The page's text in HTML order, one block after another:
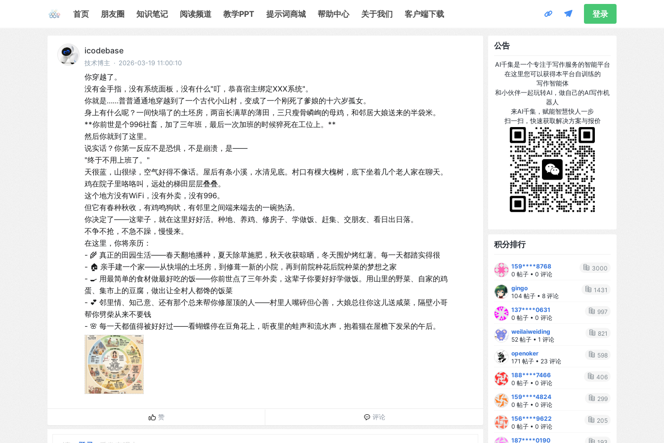
首页 朋友圈 知识笔记 阅读频道 教学PPT 提示词商城 帮助中心 关于我们 客户端下载 登录
icodebase
技术博主 · 2026-03-19 11:00:10
你穿越了。
没有金手指，没有系统面板，没有什么"叮，恭喜宿主绑定XXX系统"。
你就是……普普通通地穿越到了一个古代小山村，变成了一个刚死了爹娘的十六岁孤女。
身上有什么呢？一间快塌了的土坯房，两亩长满草的薄田，三只瘦骨嶙峋的母鸡，和邻居大娘送来的半袋米。
**你前世是个996社畜，加了三年班，最后一次加班的时候猝死在工位上。**
然后你就到了这里。
说实话？你第一反应不是恐惧，不是崩溃，是——
"终于不用上班了。"
天很蓝，山很绿，空气好得不像话。屋后有条小溪，水清见底。村口有棵大槐树，底下坐着几个老人家在聊天。
鸡在院子里咯咯叫，远处的梯田层层叠叠。
这个地方没有WiFi，没有外卖，没有996。
但它有春种秋收，有鸡鸣狗吠，有邻里之间端来端去的一碗热汤。
你决定了——这辈子，就在这里好好活。种地、养鸡、修房子、学做饭、赶集、交朋友、看日出日落。
不争不抢，不急不躁，慢慢来。
在这里，你将亲历：
- 🌾 真正的田园生活——春天翻地播种，夏天除草施肥，秋天收获晾晒，冬天围炉烤红薯。每一天都踏实得很
- 🏠 亲手建一个家——从快塌的土坯房，到修葺一新的小院，再到前院种花后院种菜的梦想之家
- 🍳 用最简单的食材做最好吃的饭——你前世点了三年外卖，这辈子你要好好学做饭。用山里的野菜、自家的鸡
蛋、集市上的豆腐，做出让全村人都馋的饭菜
- 💕 邻里情、知己意、还有那个总来帮你修屋顶的人——村里人嘴碎但心善，大娘总往你这儿送咸菜，隔壁小哥
帮你劈柴从来不要钱
- 🌸 每一天都值得被好好过——看蝴蝶停在豆角花上，听夜里的蛙声和流水声，抱着猫在屋檐下发呆的午后。
赞 评论
公告
AI千集是一个专注于写作服务的智能平台
在这里您可以获得本平台自训练的
写作智能体
和小伙伴一起玩转AI，做自己的AI写作机
器人
来AI千集，赋能智慧快人一步
扫一扫，快速获取解决方案与报价
积分排行
159****8768
0 帖子 • 0 评论
3000
gingo
104 帖子 • 8 评论
1431
137****0631
0 帖子 • 0 评论
997
weilaiweiding
52 帖子 • 1 评论
821
openoker
171 帖子 • 23 评论
598
188****7466
0 帖子 • 0 评论
406
159****4824
0 帖子 • 0 评论
299
156****9622
0 帖子 • 0 评论
205
187****0190